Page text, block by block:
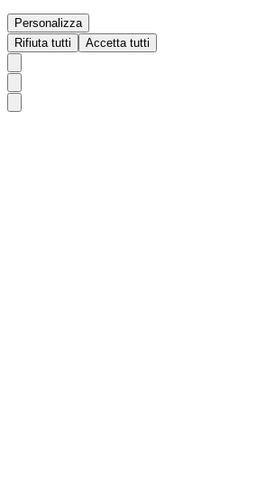
Personalizza
Rifiuta tutti
Accetta tutti